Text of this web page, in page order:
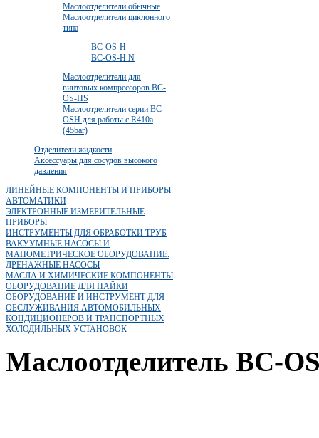
Маслоотделители обычные
Маслоотделители циклонного
типа
ВС-OS-Н
ВС-OS-Н N
Маслоотделители для
винтовых компрессоров ВС-
OS-HS
Маслоотделители серии BC-
OSH для работы с R410a
(45bar)
Отделители жидкости
Аксессуары для сосудов высокого
давления
ЛИНЕЙНЫЕ КОМПОНЕНТЫ И ПРИБОРЫ
АВТОМАТИКИ
ЭЛЕКТРОННЫЕ ИЗМЕРИТЕЛЬНЫЕ
ПРИБОРЫ
ИНСТРУМЕНТЫ ДЛЯ ОБРАБОТКИ ТРУБ
ВАКУУМНЫЕ НАСОСЫ И
МАНОМЕТРИЧЕСКОЕ ОБОРУДОВАНИЕ.
ДРЕНАЖНЫЕ НАСОСЫ
МАСЛА И ХИМИЧЕСКИЕ КОМПОНЕНТЫ
ОБОРУДОВАНИЕ ДЛЯ ПАЙКИ
ОБОРУДОВАНИЕ И ИНСТРУМЕНТ ДЛЯ
ОБСЛУЖИВАНИЯ АВТОМОБИЛЬНЫХ
КОНДИЦИОНЕРОВ И ТРАНСПОРТНЫХ
ХОЛОДИЛЬНЫХ УСТАНОВОК
Маслоотделитель BC-